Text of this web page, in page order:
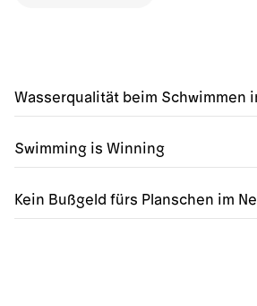
Wasserqualität beim Schwimmen
Swimming is Winning
Kein Bußgeld fürs Planschen im